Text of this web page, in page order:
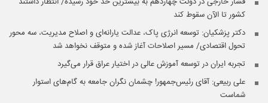
کشور تا الآن سقوط کند
دکتر پزشکیان: توسعه انرژی پاک، عدالت یارانه‌ای و اصلاح مدیریت، سه محور
تحول اقتصادی/ مسیر اصلاحات آغاز شده و متوقف نخواهد شد
تجربه ایران در توسعه آموزش عالی در اختیار عراق قرار می‌گیرد
علی ربیعی: آقای رئیس‌جمهور! چشمان نگران جامعه به گام‌های استوار
شماست